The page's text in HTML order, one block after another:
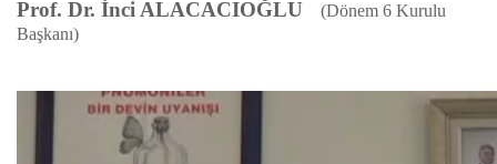
Prof. Dr. İnci ALACACIOĞLU
(Dönem 6 Kurulu
Başkanı)